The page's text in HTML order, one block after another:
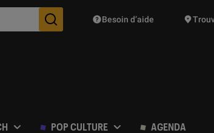
Des suggestions de produits vont
Besoin d’aide
POP CULTURE AGENDA